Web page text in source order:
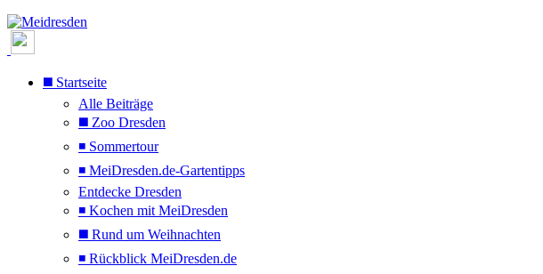
◼️ Startseite
Alle Beiträge
◼️ Zoo Dresden
◾ Sommertour
◾ MeiDresden.de-Gartentipps
Entdecke Dresden
◾ Kochen mit MeiDresden
◼️ Rund um Weihnachten
◾ Rückblick MeiDresden.de